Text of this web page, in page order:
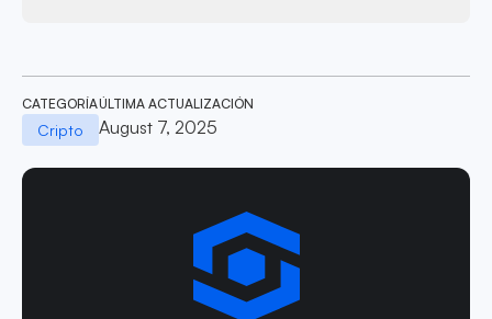
CATEGORÍA
Cripto
ÚLTIMA ACTUALIZACIÓN
August 7, 2025